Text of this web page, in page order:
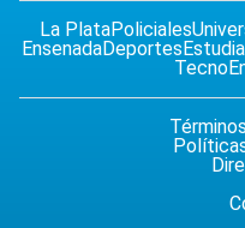
La PlataPoliciales
EnsenadaDeportes
Tecno